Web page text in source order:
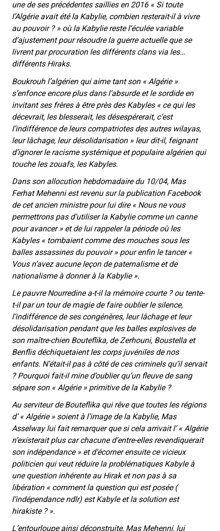
une de ses précédentes saillies en 2016 « Si toute
‎l’Algérie avait été la Kabylie, combien resterait-il à vivre
au pouvoir ? » où la Kabylie reste l’éculée variable
d’ajustement pour résoudre la guerre actuelle que se
livrent par procuration les différents clans via les…
différents Hiraks.
Boukrouh l’algérien qui aime tant son « Algérie »
s’enfonce encore plus dans l’absurde et le sordide en
invitant ses frères à être près des Kabyles « ce qui les
‎décevrait, les blesserait, les désespérerait, c’est
l’indifférence de leurs compatriotes des autres ‎wilayas,
leur lâchage, leur désolidarisation » leur dit-il, feignant
d’ignorer le racisme systémique et populaire algérien qui
touche les zouafs, les Kabyles.
Dans son allocution hebdomadaire du 10/04, Mas
Ferhat Mehenni est revenu sur la publication Facebook
de cet ancien ministre pour lui dire « Nous ne vous
permettrons pas d’utiliser la Kabylie comme un canne
pour avancer » et de lui rappeler la période où les
Kabyles « tombaient comme des mouches sous les
balles assassines du pouvoir » pour enfin le tancer«
Vous n’avez aucune leçon de paternalisme et de
nationalisme à donner à la Kabylie ».
Le pauvre Nourredine a-t-il la mémoire courte ? ou tente-
t-il par un tour de magie de faire oublier le silence,
l’indifférence de ses congénères, leur lâchage et leur
désolidarisation pendant que les balles explosives de
son maître-chien Bouteflika, de Zerhouni, Boustella et
Benflis déchiquetaient les corps juvéniles de nos
enfants. N’était-il pas à côté de ces criminels qu’il servait
? Pourquoi fait-il mine d’oublier qu’un fleuve de sang
sépare son « Algérie » primitive de la Kabylie ?
Au serviteur de Bouteflika qui rêve que toutes les régions
d’ « Algérie » soient à l’image de la Kabylie, Mas
Asselway lui fait remarquer que si cela arrivait l’« Algérie
n’existerait plus car chacune d’entre-elles revendiquerait
son indépendance » et d’écorner ensuite ce vicieux
politicien qui veut réduire la problématiques Kabyle à
une question inhérente au Hirak et non pas à sa
libération « comment la question qui est posée (
l’indépendance ndlr) est Kabyle et la solution est
hirakiste ? ».
L’entourloupe ainsi déconstruite, Mas Mehenni, lui